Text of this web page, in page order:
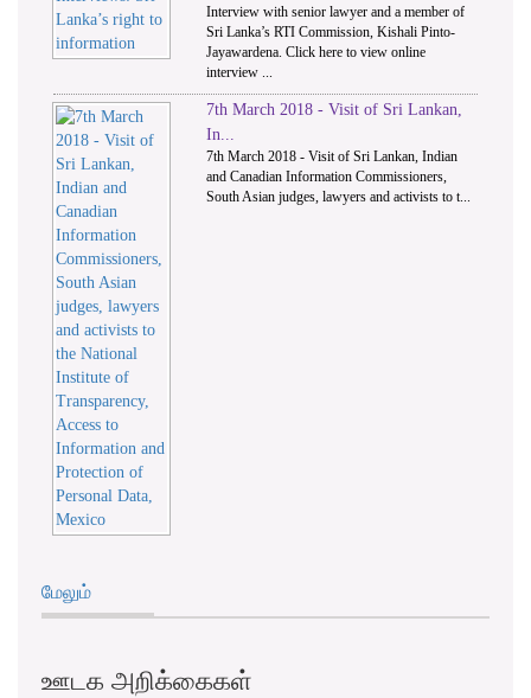
Interview with senior lawyer and a member of
Sri Lanka’s RTI Commission, Kishali Pinto-
Jayawardena. Click here to view online
interview ...
7th March 2018 - Visit of Sri Lankan,
In...
7th March 2018 - Visit of Sri Lankan, Indian
and Canadian Information Commissioners,
South Asian judges, lawyers and activists to t...
மேலும்
ஊடக அறிக்கைகள்